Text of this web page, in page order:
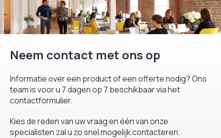
Neem contact met ons op
Informatie over een product of een offerte nodig? Ons
team is voor u 7 dagen op 7 beschikbaar via het
contactformulier.
Kies de reden van uw vraag en één van onze
specialisten zal u zo snel mogelijk contacteren.